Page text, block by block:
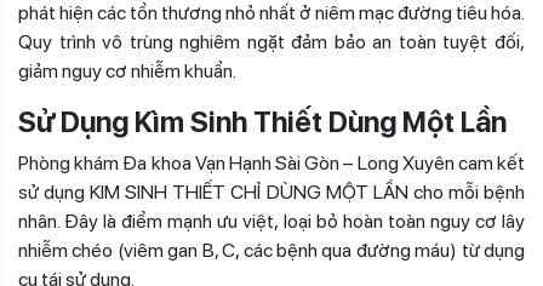
phát hiện các tổn thương nhỏ nhất ở niêm mạc đường tiêu hóa.
Quy trình vô trùng nghiêm ngặt đảm bảo an toàn tuyệt đối,
giảm nguy cơ nhiễm khuẩn.
Sử Dụng Kìm Sinh Thiết Dùng Một Lần
Phòng khám Đa khoa Vạn Hạnh Sài Gòn – Long Xuyên cam kết
sử dụng KIM SINH THIẾT CHỈ DÙNG MỘT LẦN cho mỗi bệnh
nhân. Đây là điểm mạnh ưu việt, loại bỏ hoàn toàn nguy cơ lây
nhiễm chéo (viêm gan B, C, các bệnh qua đường máu) từ dụng
cụ tái sử dụng.